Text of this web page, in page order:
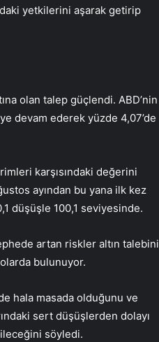
yetkilerini aşarak getirip
olan talep güçlendi. ABD’nin
devam ederek yüzde 4,07’de
karşısındaki değerini
ayından bu yana ilk kez
düşüşle 100,1 seviyesinde.
artan riskler altın talebini
bulunuyor.
hala masada olduğunu ve
sert düşüşlerden dolayı
söyledi.